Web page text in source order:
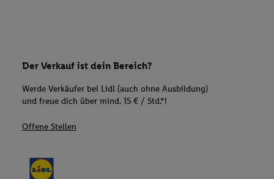
Der Verkauf ist dein Bereich?
Werde Verkäufer bei Lidl (auch ohne Ausbildung)
und freue dich über mind. 15 € / Std.*!
Offene Stellen